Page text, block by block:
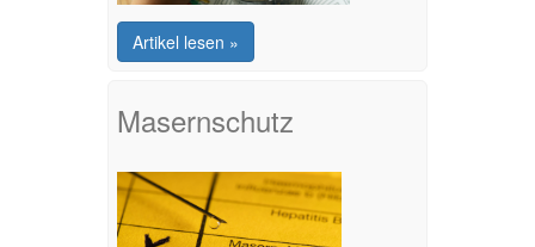
Alle Konzepte finden Sie hier
Artikel lesen »
Masernschutz